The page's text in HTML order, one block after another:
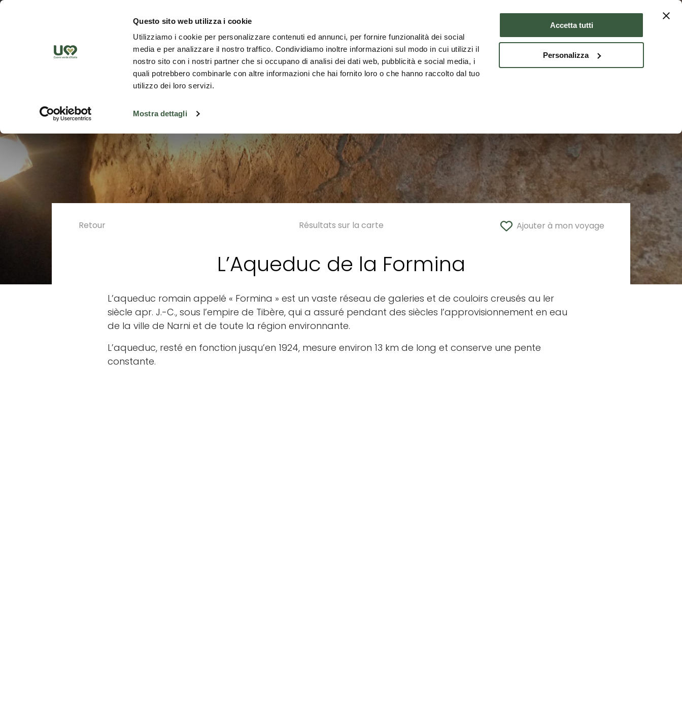
Questo sito web utilizza i cookie
Utilizziamo i cookie per personalizzare contenuti ed annunci, per fornire funzionalità dei social
media e per analizzare il nostro traffico. Condividiamo inoltre informazioni sul modo in cui utilizzi il
nostro sito con i nostri partner che si occupano di analisi dei dati web, pubblicità e social media, i
quali potrebbero combinarle con altre informazioni che hai fornito loro o che hanno raccolto dal tuo
utilizzo dei loro servizi.
Mostra dettagli
Accetta tutti
Personalizza
Découvrez la région
Retour Résultats sur la carte Ajouter à mon voyage
L’Aqueduc de la Formina
L’aqueduc romain appelé « Formina » est un vaste réseau de galeries et de couloirs creusés au Ier
siècle apr. J.-C., sous l’empire de Tibère, qui a assuré pendant des siècles l’approvisionnement en eau
de la ville de Narni et de toute la région environnante.
L’aqueduc, resté en fonction jusqu’en 1924, mesure environ 13 km de long et conserve une pente
constante.